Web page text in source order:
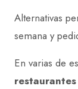
Alternativas
semana y
En varias de